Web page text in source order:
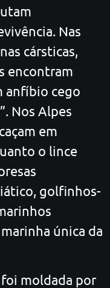
Nas
cársticas,
encontram
anfíbio cego
Nos Alpes
em
o lince
golfinhos-
única da
moldada por